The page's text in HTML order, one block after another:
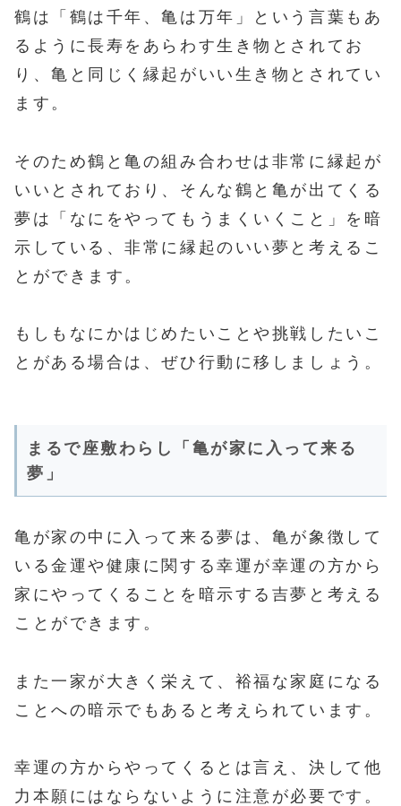
鶴は「鶴は千年、亀は万年」という言葉もあ
るように長寿をあらわす生き物とされてお
り、亀と同じく縁起がいい生き物とされてい
ます。
そのため鶴と亀の組み合わせは非常に縁起が
いいとされており、そんな鶴と亀が出てくる
夢は「なにをやってもうまくいくこと」を暗
示している、非常に縁起のいい夢と考えるこ
とができます。
もしもなにかはじめたいことや挑戦したいこ
とがある場合は、ぜひ行動に移しましょう。
まるで座敷わらし「亀が家に入って来る
夢」
亀が家の中に入って来る夢は、亀が象徴して
いる金運や健康に関する幸運が幸運の方から
家にやってくることを暗示する吉夢と考える
ことができます。
また一家が大きく栄えて、裕福な家庭になる
ことへの暗示でもあると考えられています。
幸運の方からやってくるとは言え、決して他
力本願にはならないように注意が必要です。